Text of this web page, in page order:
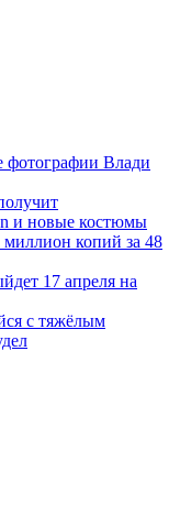
фотографии Влади
и новые костюмы
копий за 48
17 апреля на
с тяжёлым